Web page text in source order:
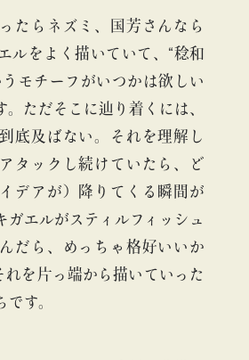
たらネズミ、国芳さんなら
ルをよく描いていて、“稔和
モチーフがいつかは欲しい
。ただそこに辿り着くには、
底及ばない。それを理解し
タックし続けていたら、ど
デアが）降りてくる瞬間が
ガエルがスティルフィッシュ
だら、めっちゃ格好いいか
れを片っ端から描いていった
す。